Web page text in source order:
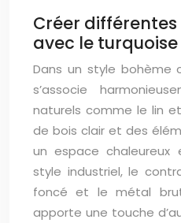
Créer
avec le
Dans un style bohème
s’associe
naturels comme le lin
de bois clair et des
un espace chaleureux
style industriel, le
foncé et le métal
apporte une touche